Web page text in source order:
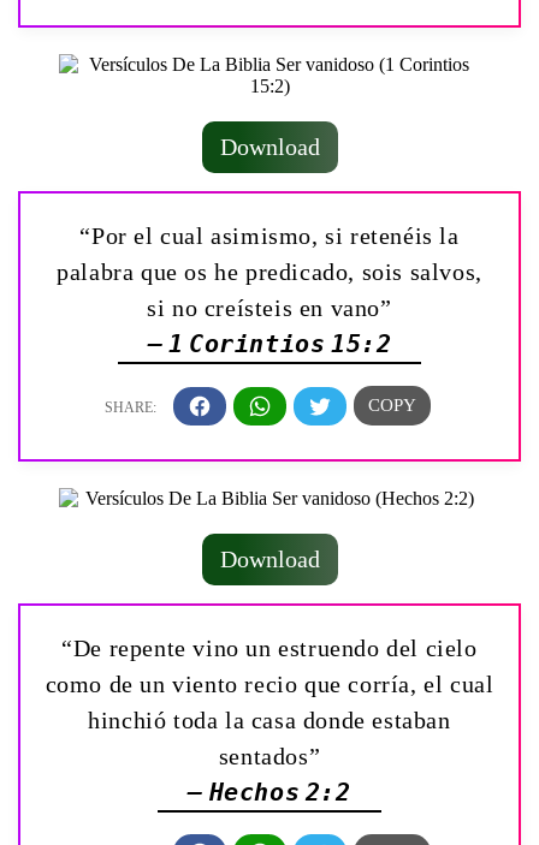
Download
“Por el cual asimismo, si retenéis la
palabra que os he predicado, sois salvos,
si no creísteis en vano”
— 1 Corintios 15:2
Download
“De repente vino un estruendo del cielo
como de un viento recio que corría, el cual
hinchió toda la casa donde estaban
sentados”
— Hechos 2:2